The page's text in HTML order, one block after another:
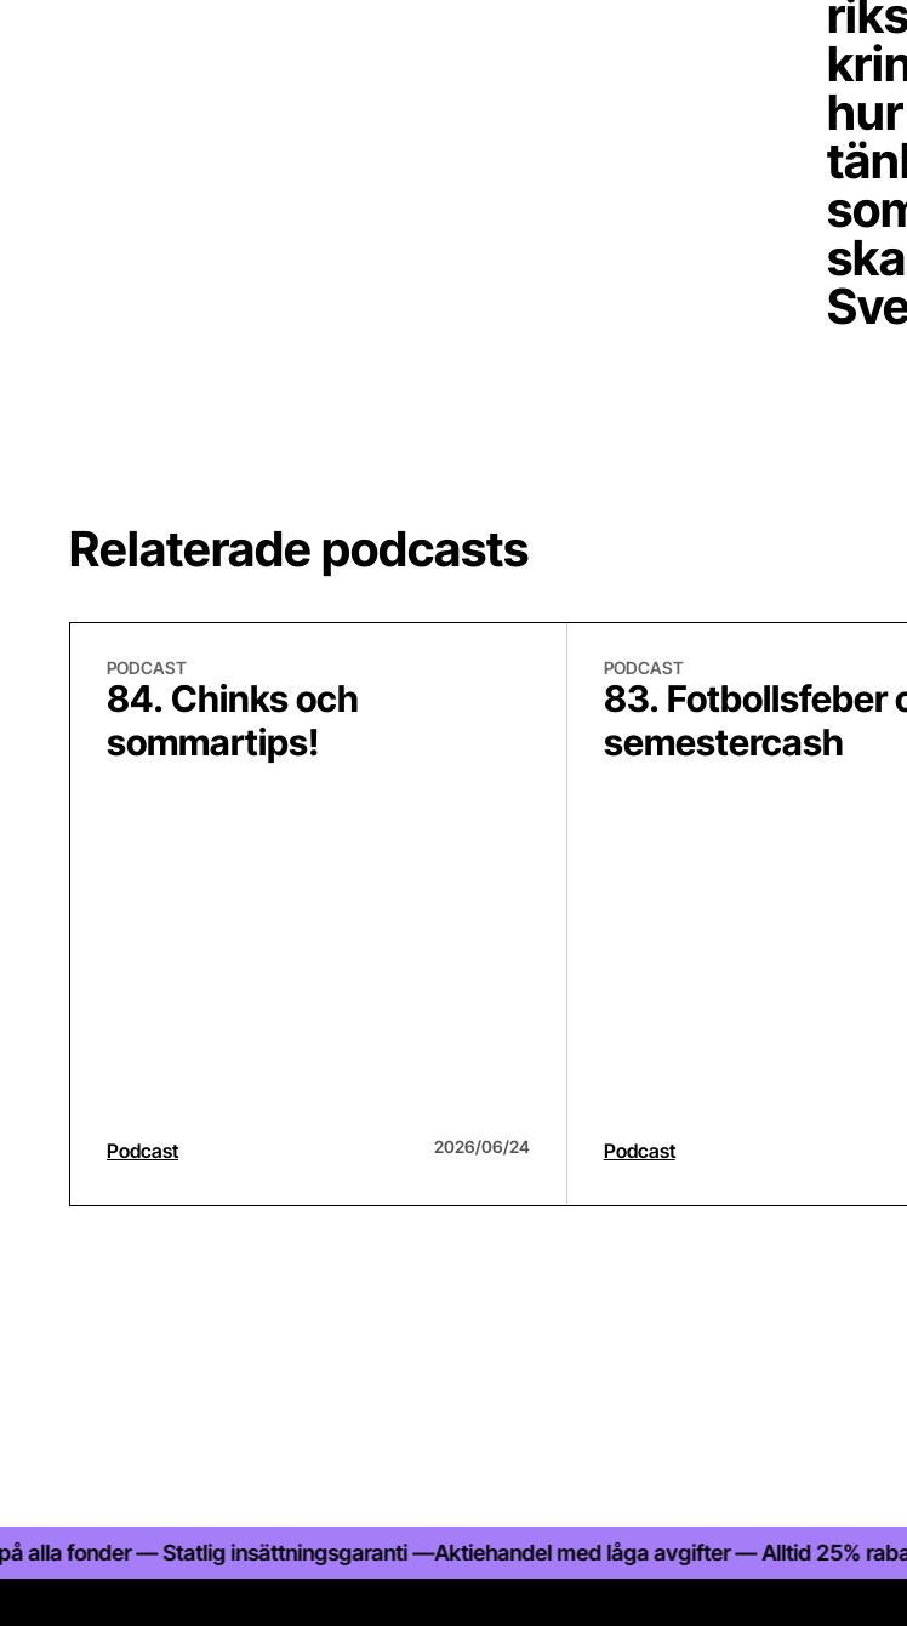
Relaterade podcasts
PODCAST
84. Chinks och
sommartips!
Podcast 2026/06/24
PODCAST
83. Fotbollsfeber
semestercash
Podcast
— Statlig insättningsgaranti —Aktiehandel med låga avgifter — Alltid 25% rabatt på